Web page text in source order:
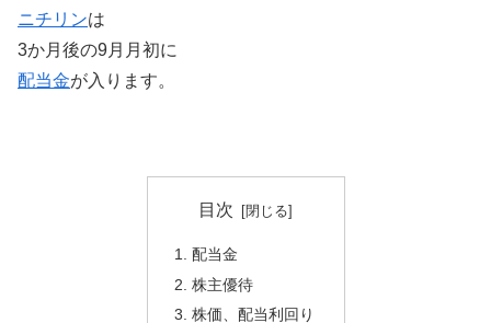
ニチリンは
3か月後の9月月初に
配当金が入ります。
目次
配当金
株主優待
株価、配当利回り